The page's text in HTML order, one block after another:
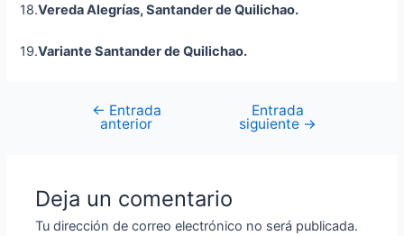
18.Vereda Alegrías, Santander de Quilichao.
19.Variante Santander de Quilichao.
← Entrada
anterior
Entrada
siguiente →
Deja un comentario
Tu dirección de correo electrónico no será publicada.